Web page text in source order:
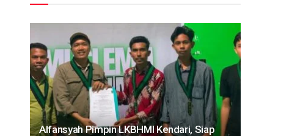
Alfansyah Pimpin LKBHMI Kendari, Siap